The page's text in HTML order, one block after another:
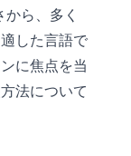
ら、多く
した言語で
に焦点を当
法について